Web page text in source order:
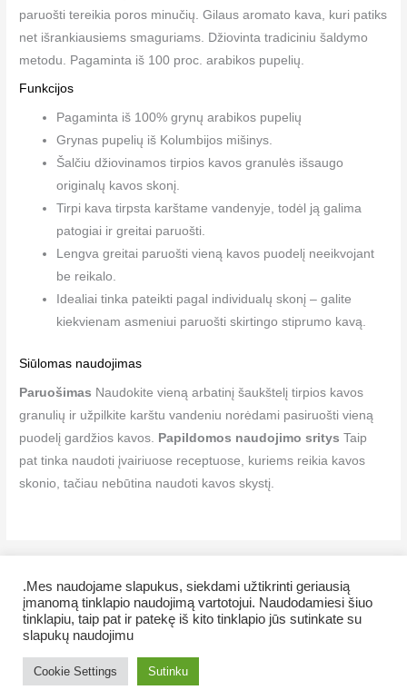
paruošti tereikia poros minučių. Gilaus aromato kava, kuri patiks
net išrankiausiems smaguriams. Džiovinta tradiciniu šaldymo
metodu. Pagaminta iš 100 proc. arabikos pupelių.
Funkcijos
Pagaminta iš 100% grynų arabikos pupelių
Grynas pupelių iš Kolumbijos mišinys.
Šalčiu džiovinamos tirpios kavos granulės išsaugo
originalų kavos skonį.
Tirpi kava tirpsta karštame vandenyje, todėl ją galima
patogiai ir greitai paruošti.
Lengva greitai paruošti vieną kavos puodelį neeikvojant
be reikalo.
Idealiai tinka pateikti pagal individualų skonį – galite
kiekvienam asmeniui paruošti skirtingo stiprumo kavą.
Siūlomas naudojimas
Paruošimas Naudokite vieną arbatinį šaukštelį tirpios kavos
granulių ir užpilkite karštu vandeniu norėdami pasiruošti vieną
puodelį gardžios kavos. Papildomos naudojimo sritys Taip
pat tinka naudoti įvairiuose receptuose, kuriems reikia kavos
skonio, tačiau nebūtina naudoti kavos skystį.
Copyright © 2026 Veiklus.lt
Slapukų naudojimas
.Mes naudojame slapukus, siekdami užtikrinti geriausią
įmanomą tinklapio naudojimą vartotojui. Naudodamiesi šiuo
tinklapiu, taip pat ir patekę iš kito tinklapio jūs sutinkate su
slapukų naudojimu
Cookie Settings Sutinku